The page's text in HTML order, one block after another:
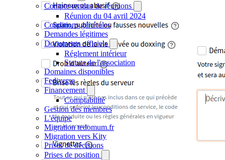
Compte-rendus de réunions
Réunion du 04 avril 2024
Conditions générales
Demandes légitimes
Documents officiels
Réglement intérieur
Statuts de l'association
Domaines disponibles
Fediverse
Financement
Comptabilité
Gestion des membres
L'équipe
Migration tedomum.fr
Migration vers Kity
Prises de décisions
Prises de position